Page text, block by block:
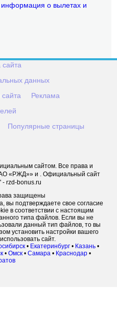
информация о вылетах и
сайта
данных
Реклама
Популярные страницы
сайтом. Все права и
«РЖД»» и . Официальный сайт
rzd-bonus.ru
защищены
вы подтверждаете свое согласие
в соответствии с настоящим
типа файлов. Если вы не
данный тип файлов, то вы
установить настройки вашего
сайт.
• Екатеринбург • Казань •
• Омск• Самара• Краснодар•